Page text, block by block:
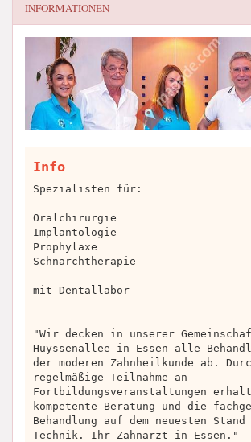
INFORMATIONEN
Info
Spezialisten für:
Oralchirurgie
Implantologie
Prophylaxe
Schnarchtherapie
mit Dentallabor
"Wir decken in unserer
Huyssenallee in Essen alle
der moderen Zahnheilkunde ab.
regelmäßige Teilnahme an
Fortbildungsveranstaltungen
kompetente Beratung und die
Behandlung auf dem neuesten Stand
Technik. Ihr Zahnarzt in Essen."